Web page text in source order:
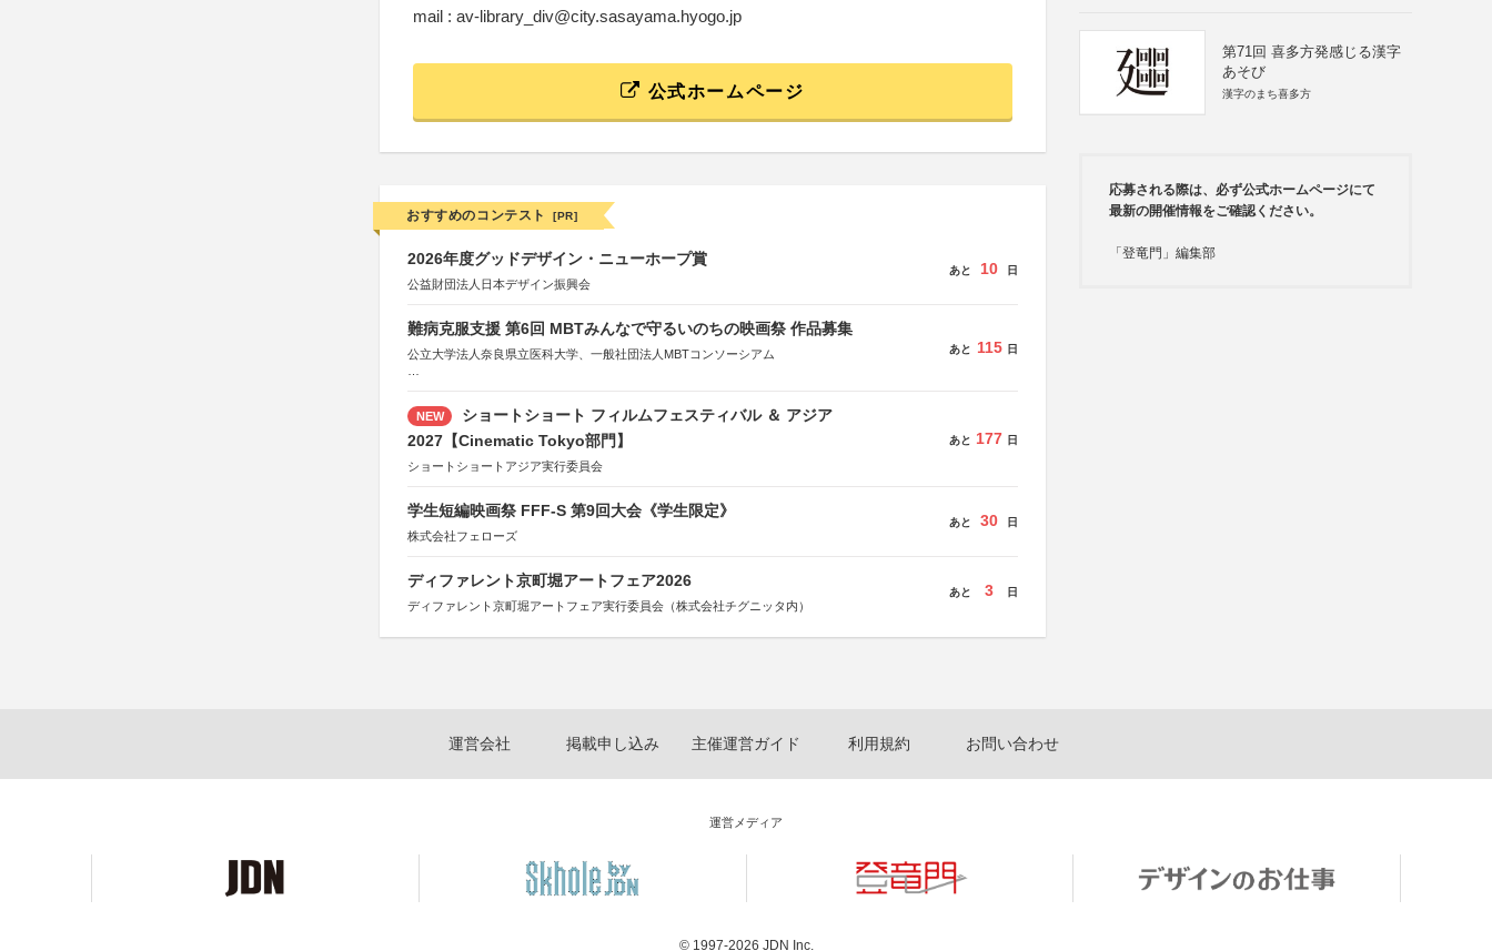
mail : av-library_div@city.sasayama.hyogo.jp
公式ホームページ
おすすめのコンテスト [PR]
2026年度グッドデザイン・ニューホープ賞
公益財団法人日本デザイン振興会
あと 10 日
難病克服支援 第6回 MBTみんなで守るいのちの映画祭 作品募集
公立大学法人奈良県立医科大学、一般社団法人MBTコンソーシアム
後援：厚生労働省
文部科学省
奈良県
関西経済連合会
関西文化学術研究都市推進機構
東京難病団体連絡協議会
あと 115 日
NEW
ショートショート フィルムフェスティバル ＆ アジア
2027【Cinematic Tokyo部門】
ショートショートアジア実行委員会
あと 177 日
学生短編映画祭 FFF-S 第9回大会《学生限定》
株式会社フェローズ
あと 30 日
ディファレント京町堀アートフェア2026
ディファレント京町堀アートフェア実行委員会（株式会社チグニッタ内）
あと 3 日
第71回 喜多方発感じる漢字
あそび
漢字のまち喜多方
応募される際は、必ず公式ホームページにて
最新の開催情報をご確認ください。
「登竜門」編集部
運営会社 掲載申し込み 主催運営ガイド 利用規約 お問い合わせ
運営メディア
© 1997-2026 JDN Inc.